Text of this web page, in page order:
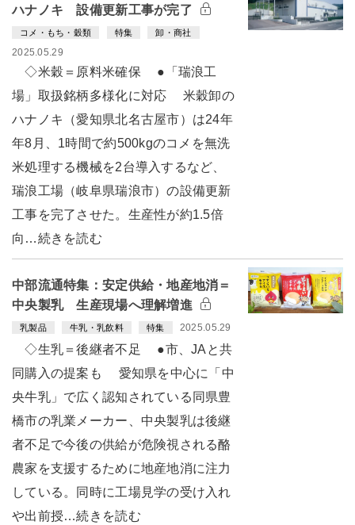
ハナノキ 設備更新工事が完了
コメ・もち・穀類 特集 卸・商社
2025.05.29
◇米穀＝原料米確保 ●「瑞浪工
場」取扱銘柄多様化に対応 米穀卸の
ハナノキ（愛知県北名古屋市）は24年
年8月、1時間で約500kgのコメを無洗
米処理する機械を2台導入するなど、
瑞浪工場（岐阜県瑞浪市）の設備更新
工事を完了させた。生産性が約1.5倍
向…続きを読む
中部流通特集：安定供給・地産地消＝
中央製乳 生産現場へ理解増進
乳製品 牛乳・乳飲料 特集 2025.05.29
◇生乳＝後継者不足 ●市、JAと共
同購入の提案も 愛知県を中心に「中
央牛乳」で広く認知されている同県豊
橋市の乳業メーカー、中央製乳は後継
者不足で今後の供給が危険視される酪
農家を支援するために地産地消に注力
している。同時に工場見学の受け入れ
や出前授…続きを読む